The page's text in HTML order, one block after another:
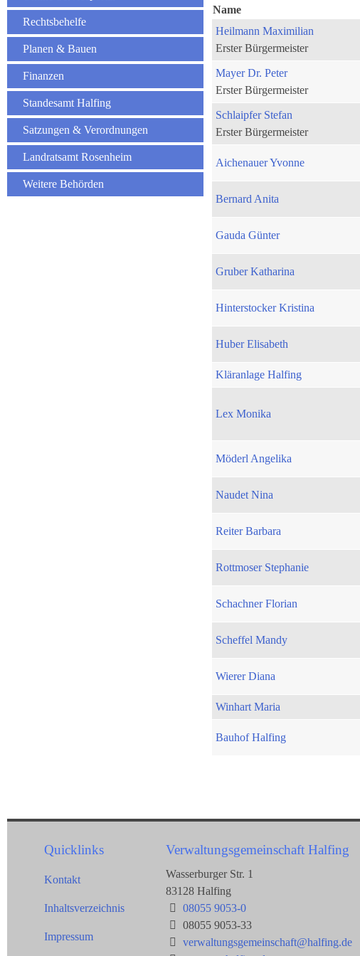
Rechtsbehelfe
Planen & Bauen
Finanzen
Standesamt Halfing
Satzungen & Verordnungen
Landratsamt Rosenheim
Weitere Behörden
Name
Heilmann Maximilian
Erster Bürgermeister
Mayer Dr. Peter
Erster Bürgermeister
Schlaipfer Stefan
Erster Bürgermeister
Aichenauer Yvonne
Bernard Anita
Gauda Günter
Gruber Katharina
Hinterstocker Kristina
Huber Elisabeth
Kläranlage Halfing
Lex Monika
Möderl Angelika
Naudet Nina
Reiter Barbara
Rottmoser Stephanie
Schachner Florian
Scheffel Mandy
Wierer Diana
Winhart Maria
Bauhof Halfing
Quicklinks
Kontakt
Inhaltsverzeichnis
Impressum
Verwaltungsgemeinschaft Halfing
Wasserburger Str. 1
83128 Halfing
08055 9053-0
08055 9053-33
verwaltungsgemeinschaft@halfing.de